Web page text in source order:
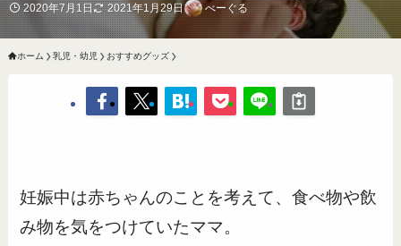
2020年7月1日 2021年1月29日 べーぐる
ホーム 乳児・幼児 おすすめグッズ
妊娠中は赤ちゃんのことを考えて、食べ物や飲
み物を気をつけていたママ。